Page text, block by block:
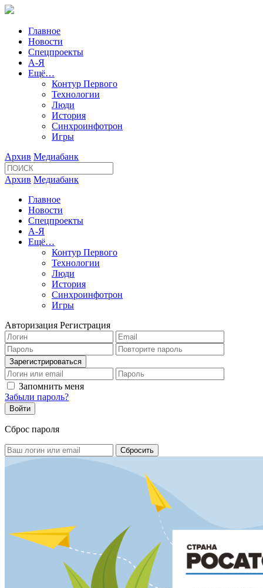
Главное
Новости
Спецпроекты
А-Я
Ещё…
Контур Первого
Технологии
Люди
История
Синхроинфотрон
Игры
Архив Медиабанк
Архив Медиабанк
Главное
Новости
Спецпроекты
А-Я
Ещё…
Контур Первого
Технологии
Люди
История
Синхроинфотрон
Игры
Авторизация Регистрация
Запомнить меня
Забыли пароль?
Сброс пароля